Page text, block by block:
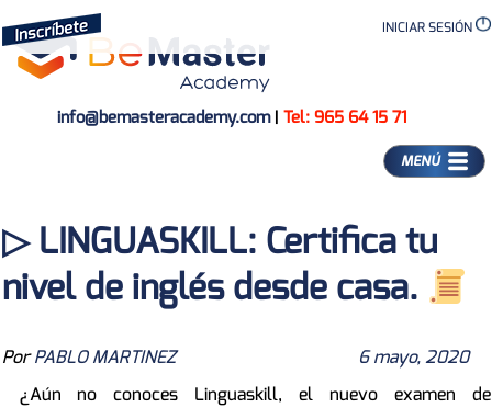
INICIAR SESIÓN
info@bemasteracademy.com| Tel: 965 64 15 71
MENÚ
▷ LINGUASKILL: Certifica tu
nivel de inglés desde casa.
6 mayo, 2020
¿Aún no conoces Linguaskill, el nuevo examen de
PorPABLO MARTINEZ